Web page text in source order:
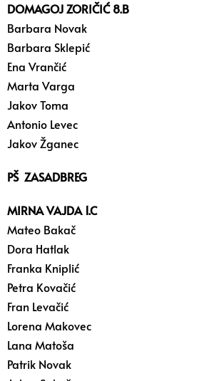
DOMAGOJ ZORIČIĆ 8.B
Barbara Novak
Barbara Sklepić
Ena Vrančić
Marta Varga
Jakov Toma
Antonio Levec
Jakov Žganec
PŠ ZASADBREG
MIRNA VAJDA 1.C
Mateo Bakač
Dora Hatlak
Franka Kniplić
Petra Kovačić
Fran Levačić
Lorena Makovec
Lana Matoša
Patrik Novak